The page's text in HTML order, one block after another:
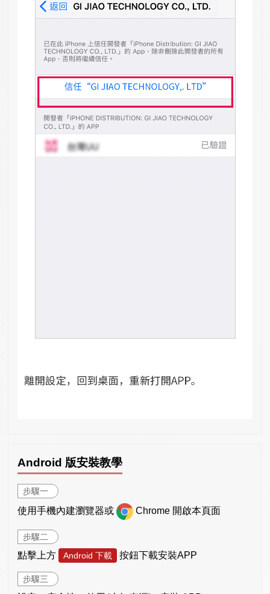
Android 版安裝教學
步驟一
使用手機內建瀏覽器或 Chrome 開啟本頁面
步驟二
點擊上方 Android 下載 按鈕下載安裝APP
步驟三